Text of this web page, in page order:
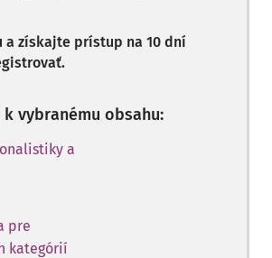
získajte prístup na 10 dní
vybranému obsahu:
a
pre
kategórií